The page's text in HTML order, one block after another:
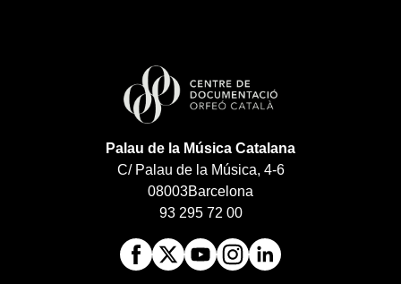
Palau de la Música Catalana
C/ Palau de la Música, 4-6
08003Barcelona
93 295 72 00